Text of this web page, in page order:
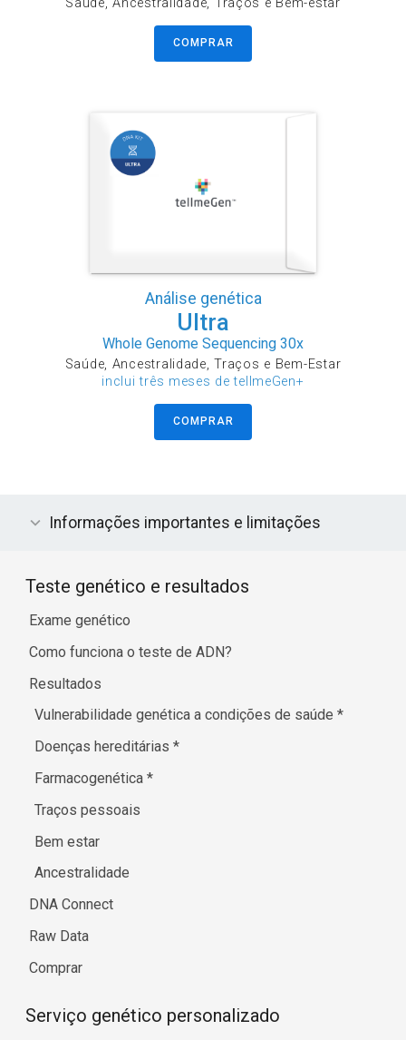
COMPRAR
Análise genética
Ultra
Whole Genome Sequencing 30x
Saúde, Ancestralidade, Traços e Bem-Estar
inclui três meses de tellmeGen+
COMPRAR
Informações importantes e limitações
Teste genético e resultados
Exame genético
Como funciona o teste de ADN?
Resultados
Vulnerabilidade genética a condições de saúde*
Doenças hereditárias*
Farmacogenética*
Traços pessoais
Bem estar
Ancestralidade
DNA Connect
Raw Data
Comprar
Serviço genético personalizado